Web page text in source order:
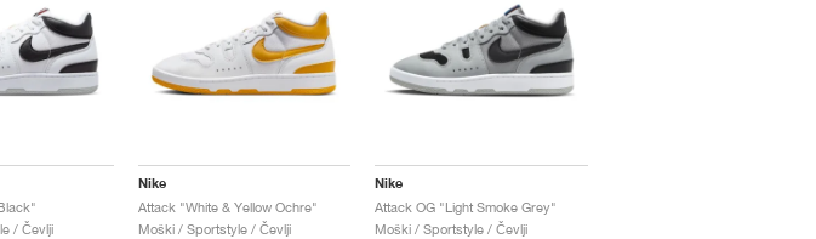
/ Čevlji
Nike
Attack "White & Yellow Ochre"
Moški / Sportstyle / Čevlji
Nike
Attack OG "Light Smoke Grey"
Moški / Sportstyle / Čevlji